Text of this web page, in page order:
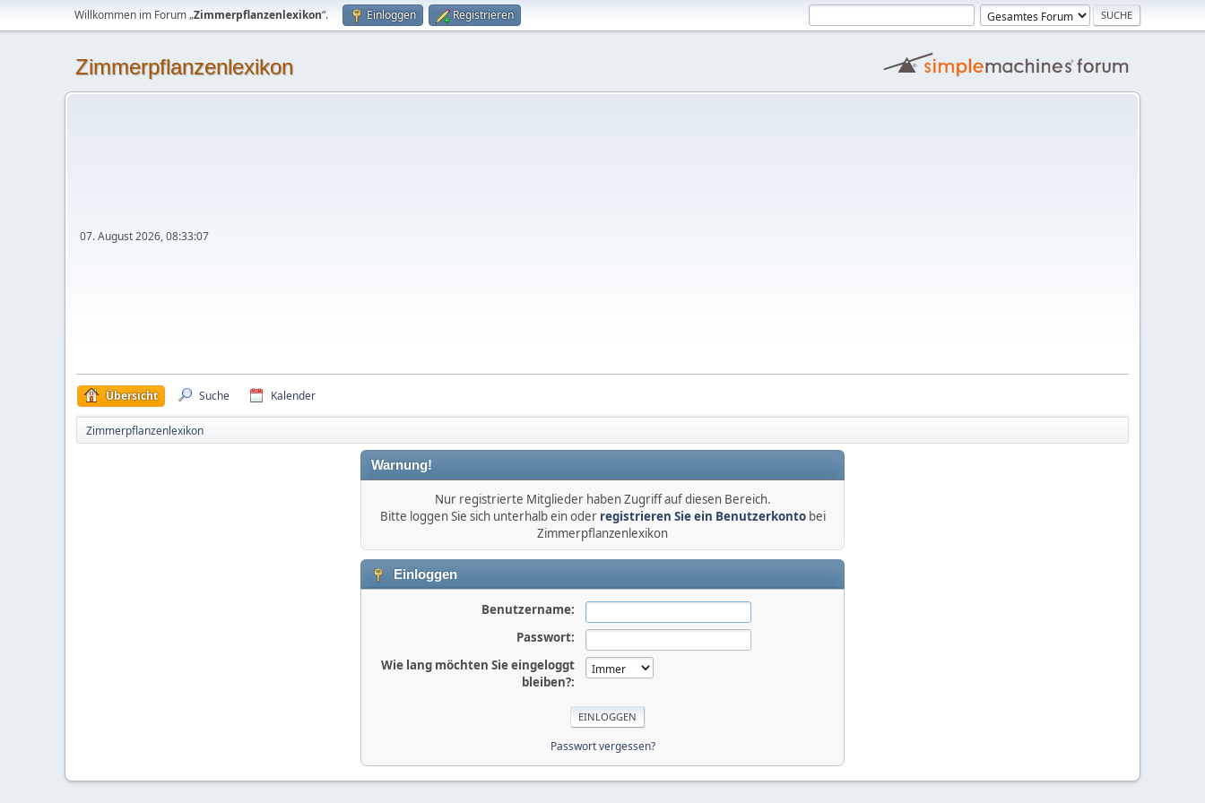
Willkommen im Forum „Zimmerpflanzenlexikon“. Einloggen Registrieren
Zimmerpflanzenlexikon
07. August 2026, 08:33:07
Übersicht Suche Kalender
Zimmerpflanzenlexikon
Warnung!
Nur registrierte Mitglieder haben Zugriff auf diesen Bereich.
Bitte loggen Sie sich unterhalb ein oder registrieren Sie ein Benutzerkontobei
Zimmerpflanzenlexikon
Einloggen
Benutzername:
Passwort:
Wie lang möchten Sie eingeloggt
bleiben?:
Passwort vergessen?